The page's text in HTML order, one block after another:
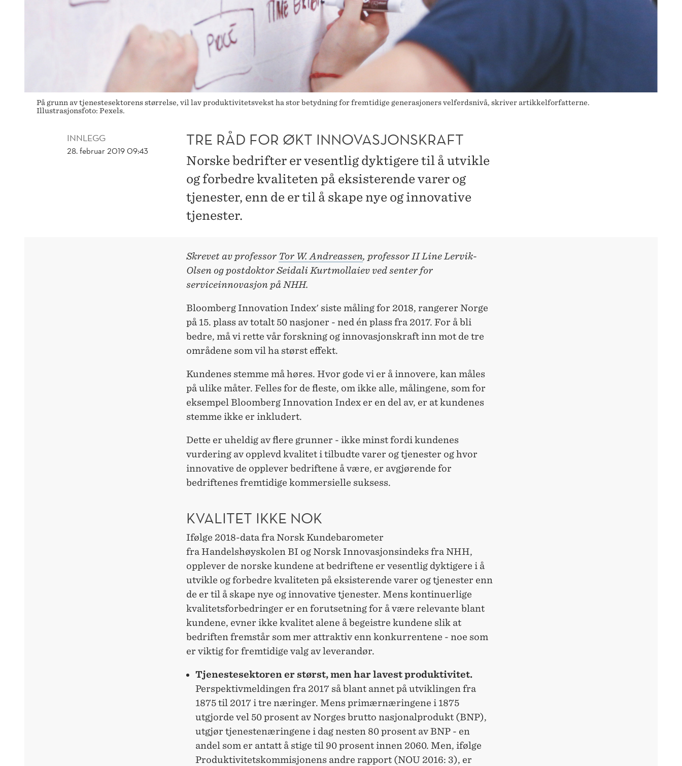
På grunn av tjenestesektorens størrelse, vil lav produktivitetsvekst ha stor betydning for fremtidige generasjoners velferdsnivå, skriver artikkelforfatterne.
Illustrasjonsfoto: Pexels.
INNLEGG
28. februar 2019 09:43
TRE RÅD FOR ØKT INNOVASJONSKRAFT
Norske bedrifter er vesentlig dyktigere til å utvikle
og forbedre kvaliteten på eksisterende varer og
tjenester, enn de er til å skape nye og innovative
tjenester.
Skrevet av professor Tor W. Andreassen, professor II Line Lervik-
Olsen og postdoktor Seidali Kurtmollaiev ved senter for
serviceinnovasjon på NHH.
Bloomberg Innovation Index' siste måling for 2018, rangerer Norge
på 15. plass av totalt 50 nasjoner - ned én plass fra 2017. For å bli
bedre, må vi rette vår forskning og innovasjonskraft inn mot de tre
områdene som vil ha størst effekt.
Kundenes stemme må høres. Hvor gode vi er å innovere, kan måles
på ulike måter. Felles for de fleste, om ikke alle, målingene, som for
eksempel Bloomberg Innovation Index er en del av, er at kundenes
stemme ikke er inkludert.
Dette er uheldig av flere grunner - ikke minst fordi kundenes
vurdering av opplevd kvalitet i tilbudte varer og tjenester og hvor
innovative de opplever bedriftene å være, er avgjørende for
bedriftenes fremtidige kommersielle suksess.
KVALITET IKKE NOK
Ifølge 2018-data fra Norsk Kundebarometer
fra Handelshøyskolen BI og Norsk Innovasjonsindeks fra NHH,
opplever de norske kundene at bedriftene er vesentlig dyktigere i å
utvikle og forbedre kvaliteten på eksisterende varer og tjenester enn
de er til å skape nye og innovative tjenester. Mens kontinuerlige
kvalitetsforbedringer er en forutsetning for å være relevante blant
kundene, evner ikke kvalitet alene å begeistre kundene slik at
bedriften fremstår som mer attraktiv enn konkurrentene - noe som
er viktig for fremtidige valg av leverandør.
Tjenestesektoren er størst, men har lavest produktivitet.
Perspektivmeldingen fra 2017 så blant annet på utviklingen fra
1875 til 2017 i tre næringer. Mens primærnæringene i 1875
utgjorde vel 50 prosent av Norges brutto nasjonalprodukt (BNP),
utgjør tjenestenæringene i dag nesten 80 prosent av BNP - en
andel som er antatt å stige til 90 prosent innen 2060. Men, ifølge
Produktivitetskommisjonens andre rapport (NOU 2016: 3), er